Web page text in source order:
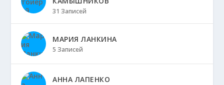
31 Записей
МАРИЯ ЛАНКИНА
5 Записей
АННА ЛАПЕНКО